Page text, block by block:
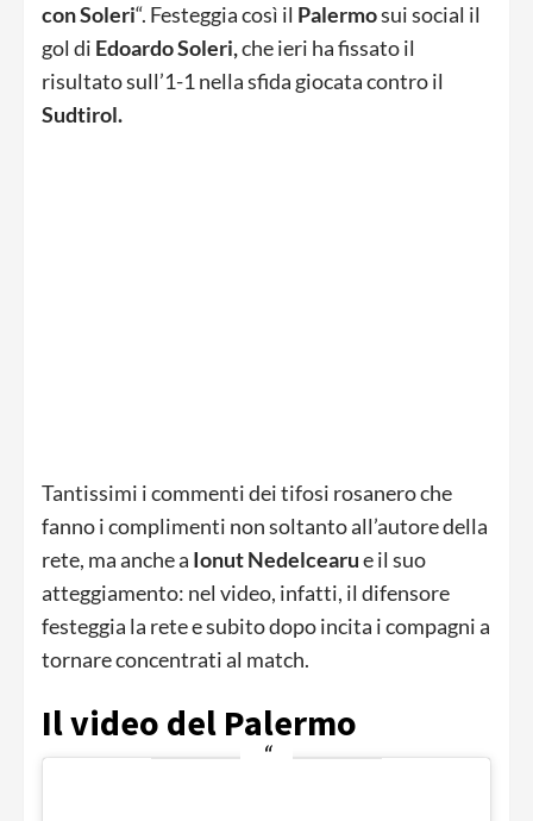
con Soleri“. Festeggia così il Palermosui social il
gol di Edoardo Soleri,che ieri ha fissato il
risultato sull’1-1 nella sfida giocata contro il
Sudtirol.
Tantissimi i commenti dei tifosi rosanero che
fanno i complimenti non soltanto all’autore della
rete, ma anche a Ionut Nedelcearue il suo
atteggiamento: nel video, infatti, il difensore
festeggia la rete e subito dopo incita i compagni a
tornare concentrati al match.
Il video del Palermo